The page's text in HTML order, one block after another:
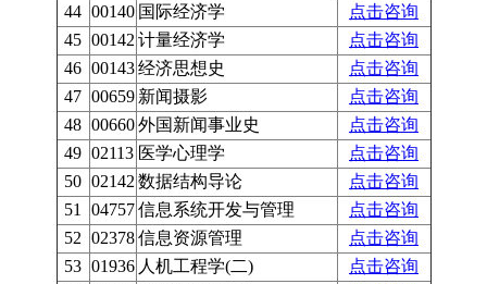
44 00140 国际经济学
点击咨询
45 00142 计量经济学
点击咨询
46 00143 经济思想史
点击咨询
47 00659 新闻摄影
点击咨询
48 00660 外国新闻事业史
点击咨询
49 02113 医学心理学
点击咨询
50 02142 数据结构导论
点击咨询
51
04757 信息系统开发与管理
点击咨询
52 02378 信息资源管理
点击咨询
53 01936 人机工程学(二)
点击咨询